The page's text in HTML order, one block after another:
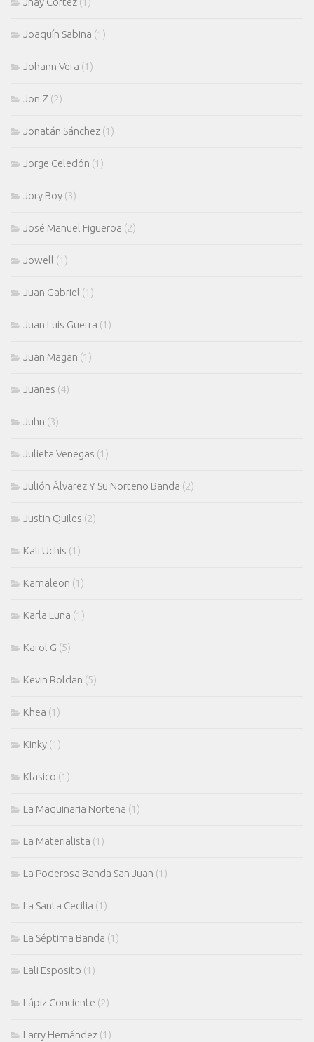
Joaquín Sabina (1)
Johann Vera (1)
Jon Z (2)
Jonatán Sánchez (1)
Jorge Celedón (1)
Jory Boy (3)
José Manuel Figueroa (2)
Jowell (1)
Juan Gabriel (1)
Juan Luis Guerra (1)
Juan Magan (1)
Juanes (4)
Juhn (3)
Julieta Venegas (1)
Julión Álvarez Y Su Norteño Banda (2)
Justin Quiles (2)
Kali Uchis (1)
Kamaleon (1)
Karla Luna (1)
Karol G (5)
Kevin Roldan (5)
Khea (1)
Kinky (1)
Klasico (1)
La Maquinaria Nortena (1)
La Materialista (1)
La Poderosa Banda San Juan (1)
La Santa Cecilia (1)
La Séptima Banda (1)
Lali Esposito (1)
Lápiz Conciente (2)
Larry Hernández (1)